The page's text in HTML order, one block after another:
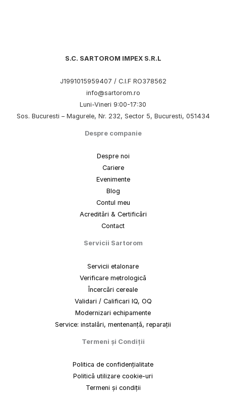
S.C. SARTOROM IMPEX S.R.L
J1991015959407 / C.I.F RO378562
info@sartorom.ro
Luni-Vineri 9:00-17:30
Sos. Bucuresti – Magurele, Nr. 232, Sector 5, Bucuresti, 051434
Despre companie
Despre noi
Cariere
Evenimente
Blog
Contul meu
Acreditări & Certificări
Contact
Servicii Sartorom
Servicii etalonare
Verificare metrologică
Încercări cereale
Validari / Calificari IQ, OQ
Modernizari echipamente
Service: instalări, mentenanță, reparații
Termeni și Condiții
Politica de confidențialitate
Politică utilizare cookie-uri
Termeni și condiții